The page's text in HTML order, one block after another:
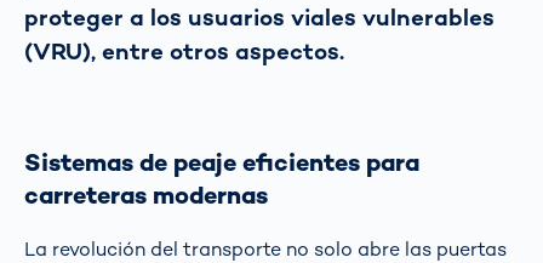
proteger a los usuarios viales vulnerables
(VRU), entre otros aspectos.
Sistemas de peaje eficientes para
carreteras modernas
La revolución del transporte no solo abre las puertas